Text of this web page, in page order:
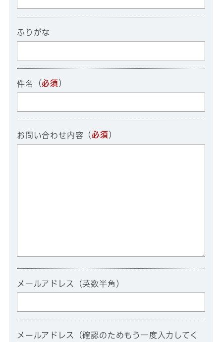
ふりがな
件名 （必須 ）
お問い合わせ内容 （必須 ）
メールアドレス（英数半角）
メールアドレス（確認のためもう一度入力してく